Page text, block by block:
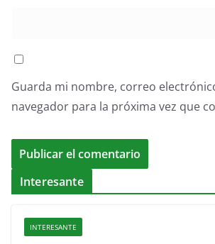
Guarda mi nombre, correo
navegador para la próxima vez que
Interesante
INTERESANTE